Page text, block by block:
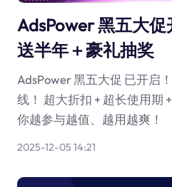
AdsPower 黑五大
送半年＋豪礼抽奖
AdsPower 黑五大促 已开启
线！ 超大折扣 + 超长使用期
你越参与越值、越用越爽！
2025-12-05 14:21